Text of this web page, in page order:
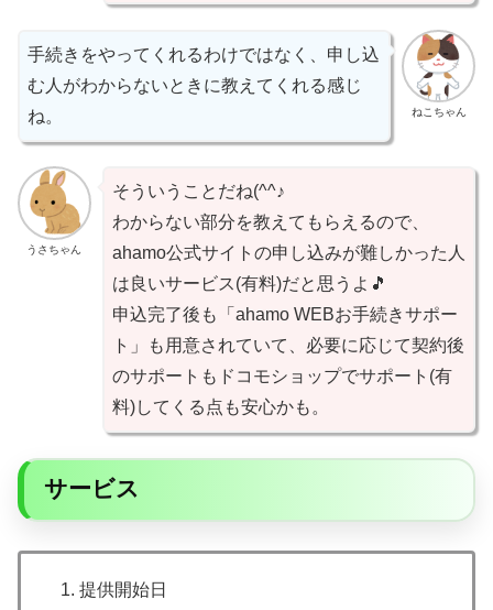
ねこちゃん
手続きをやってくれるわけではなく、申し込
む人がわからないときに教えてくれる感じ
ね。
うさちゃん
そういうことだね(^^♪
わからない部分を教えてもらえるので、
ahamo公式サイトの申し込みが難しかった人
は良いサービス(有料)だと思うよ🎵
申込完了後も「ahamo WEBお手続きサポー
ト」も用意されていて、必要に応じて契約後
のサポートもドコモショップでサポート(有
料)してくる点も安心かも。
サービス
提供開始日